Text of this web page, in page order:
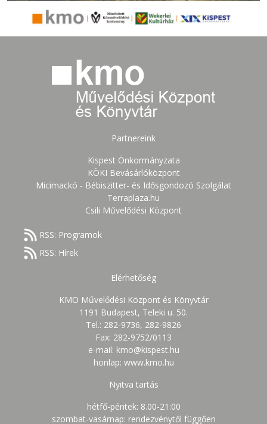
Partnereink
Kispest Önkormányzata
KÖKI Bevásárlóközpont
Micimackó - Bébiszitter- és Idősgondozó Szolgálat
Terraplaza.hu
Csili Művelődési Központ
RSS: Programok
RSS: Hírek
Elérhetőség
KMO Művelődési Központ és Könyvtár
1191 Budapest, Teleki u. 50.
Tel.: 282-9736, 282-9826
Fax: 282-9752/0113
e-mail: kmo@kispest.hu
honlap: www.kmo.hu
Nyitva tartás
hétfő-péntek: 8.00-21:00
szombat-vasárnap: rendezvénytől függően